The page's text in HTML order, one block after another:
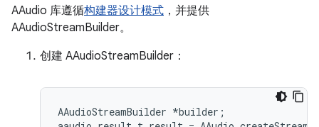
AAudio 库遵循构建器设计模式 ，并提供
AAudioStreamBuilder。
创建 AAudioStreamBuilder：
AAudioStreamBuilder *builder;